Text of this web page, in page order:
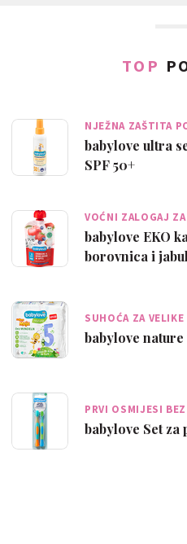
TOP
NJEŽNA ZAŠTITA
babylove ultra
SPF 50+
VOĆNI ZALOGAJ
babylove EKO
borovnica i
SUHOĆA ZA
babylove
PRVI OSMIJESI
babylove Set za